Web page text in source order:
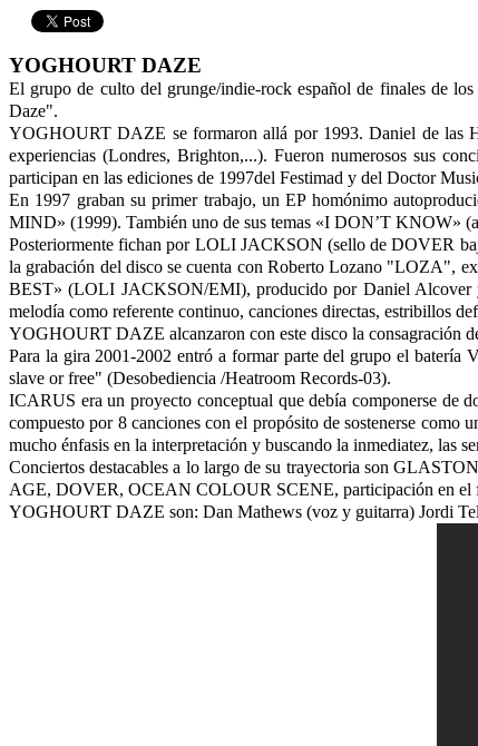
YOGHOURT DAZE
El grupo de culto del grunge/indie-rock español de finales de
Daze".
YOGHOURT DAZE se formaron allá por 1993. Daniel de las
experiencias (Londres, Brighton,...). Fueron numerosos sus
participan en las ediciones de 1997del Festimad y del Doctor
En 1997 graban su primer trabajo, un EP homónimo
MIND» (1999). También uno de sus temas «I DON’T KNOW»
Posteriormente fichan por LOLI JACKSON (sello de DOVER
la grabación del disco se cuenta con Roberto Lozano "LOZA",
BEST» (LOLI JACKSON/EMI), producido por Daniel Alcover
melodía como referente continuo, canciones directas, estribillos
YOGHOURT DAZE alcanzaron con este disco la consagración
Para la gira 2001-2002 entró a formar parte del grupo el
slave or free" (Desobediencia /Heatroom Records-03).
ICARUS era un proyecto conceptual que debía componerse de
compuesto por 8 canciones con el propósito de sostenerse
mucho énfasis en la interpretación y buscando la inmediatez, las
Conciertos destacables a lo largo de su trayectoria son
AGE, DOVER, OCEAN COLOUR SCENE, participación en
YOGHOURT DAZE son: Dan Mathews (voz y guitarra) Jordi